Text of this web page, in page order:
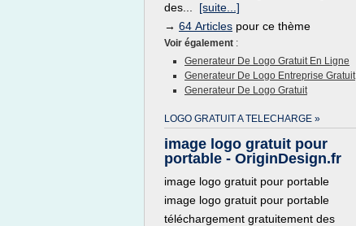
des... [suite...]
→ 64 Articles pour ce thème
Voir également :
Generateur De Logo Gratuit En Ligne
Generateur De Logo Entreprise Gratuit
Generateur De Logo Gratuit
LOGO GRATUIT A TELECHARGE »
image logo gratuit pour
portable - OriginDesign.fr
image logo gratuit pour portable
image logo gratuit pour portable
téléchargement gratuitement des